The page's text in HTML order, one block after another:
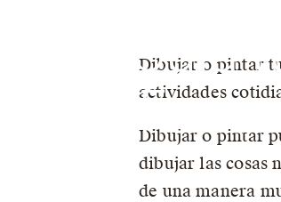
Dibuja
Dibujar o pintar
actividades
Dibujar o pintar
dibujar las cosas
de una manera